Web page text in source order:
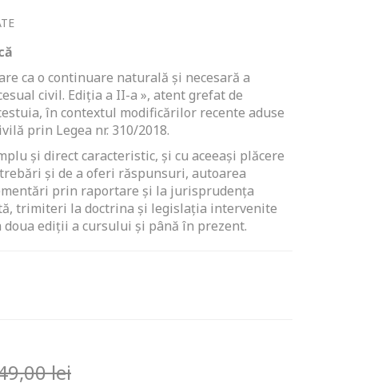
ca o continuare naturală și necesară a
civil. Ediția a II-a », atent grefat de
în contextul modificărilor recente aduse
prin Legea nr. 310/2018.
și direct caracteristic, şi cu aceeaşi plăcere
şi de a oferi răspunsuri, autoarea
prin raportare şi la jurisprudența
trimiteri la doctrina și legislația intervenite
ediții a cursului și până în prezent.
lei